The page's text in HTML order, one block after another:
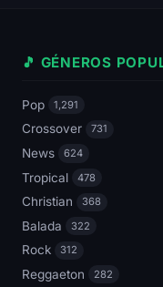
🎵 GÉNEROS
Pop 1,291
Crossover 731
News 624
Tropical 478
Christian 368
Balada 322
Rock 312
Reggaeton 282